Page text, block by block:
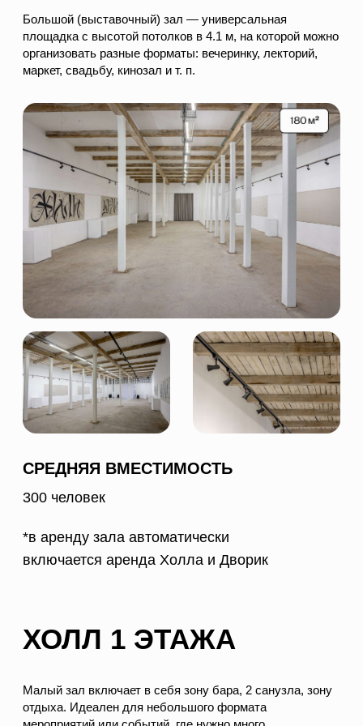
ХОЛЛ 1 ЭТАЖА
Малый зал включает в себя зону бара, 2 санузла, зону
мероприятий или событий, где нужно много
естественного света. Можно разместить свой бар под
СРЕДНЯЯ ВМЕСТИМОСТЬ
30 человек
*зона автоматически входит в аренду
Выставочного зала
РЕЖИМ РАБОТЫ
ТАКСИ / МАШИНА
Рекомендуем доехать до адресаКаштановая
и пройти к нам через ж/д переход (2
минуты) - это быстрее и удобнее долгого
ОБЩЕСТВЕННЫЙ ТРАНСПОРТ